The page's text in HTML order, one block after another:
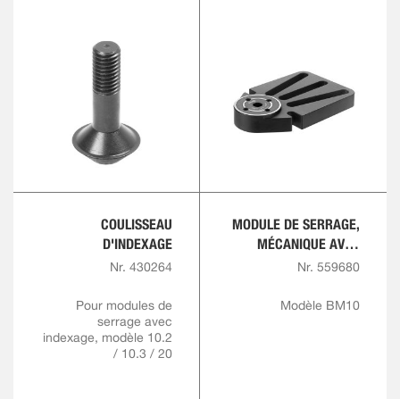
COULISSEAU
D'INDEXAGE
Nr. 430264
Pour modules de
serrage avec
indexage, modèle 10.2
/ 10.3 / 20
MODULE DE SERRAGE,
MÉCANIQUE AVEC
INDEXATION
Nr. 559680
Modèle BM10